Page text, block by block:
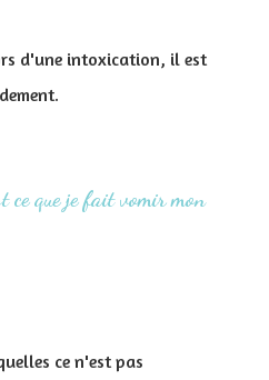
d'une intoxication, il est
que je fait vomir mon
ce n'est pas